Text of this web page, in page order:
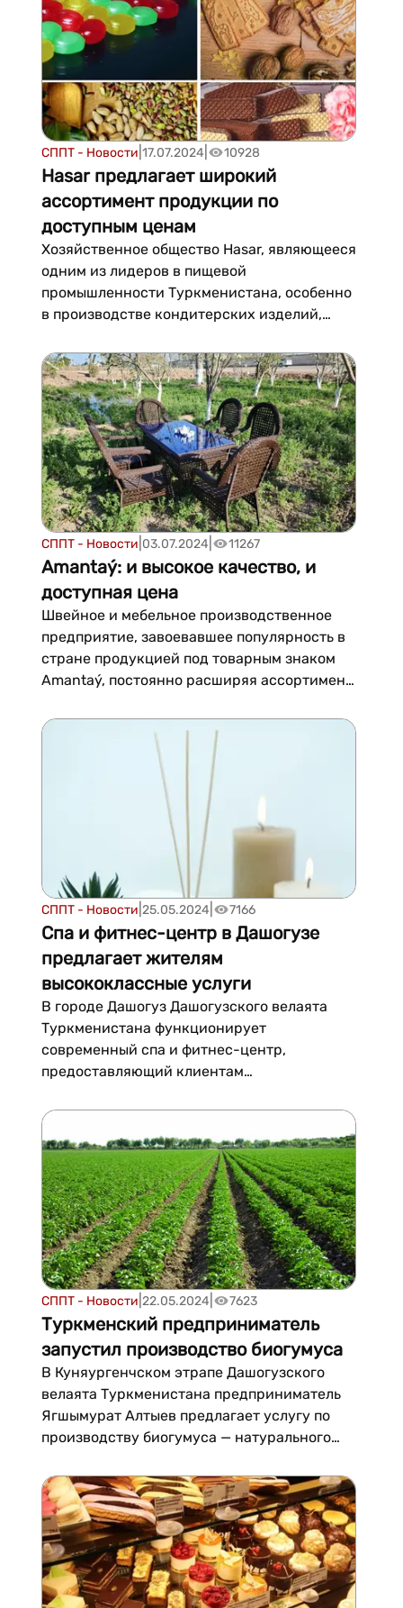
кухни, гостиной, спальни, а также
прихожей. Предприятие, открытое в...
СППТ - Новости 17.07.2024 10928
Hasar предлагает широкий
ассортимент продукции по
доступным ценам
Хозяйственное общество Hasar, являющееся
одним из лидеров в пищевой
промышленности Туркменистана, особенно
в производстве кондитерских изделий,
кондитерских и сладких изделий по
доступным ценам. ХО Hasar уже долгие годы
предлагает на туркменском рынке пищевой
продукции товары, известные всем...
СППТ - Новости 03.07.2024 11267
Amantaý: и высокое качество, и
доступная цена
Швейное и мебельное производственное
предприятие, завоевавшее популярность в
стране продукцией под товарным знаком
Amantaý, постоянно расширяя ассортимент
свою продукцию по доступным ценам.
Предприятие, руководимое
предпринимателем Аманбаем Ганджаевым,
ведет производственную деятельность...
СППТ - Новости 25.05.2024 7166
Спа и фитнес-центр в Дашогузе
предлагает жителям
высококлассные услуги
В городе Дашогуз Дашогузского велаята
Туркменистана функционирует
современный спа и фитнес-центр,
предоставляющий клиентам
услуги в комфортных условиях. Это место
дает прекрасную возможность для
полноценного отдыха, следования
здоровому образу жизни и проведения
различных оздоровительных и спортивных
мероприятий....
СППТ - Новости 22.05.2024 7623
Туркменский предприниматель
запустил производство биогумуса
В Куняургенчском этрапе Дашогузского
велаята Туркменистана предприниматель
Ягшымурат Алтыев предлагает услугу по
производству биогумуса — натурального
калифорнийских красных червей для
получения высококачественного биогумуса.
Предприниматель предоставляет полный
комплекс услуг по приобрете...